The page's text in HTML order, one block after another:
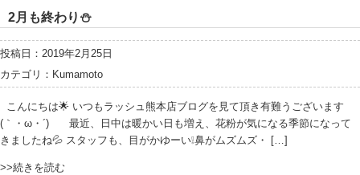
2月も終わり⛄
投稿日：2019年2月25日
カテゴリ： Kumamoto
こんにちは🌟 いつもラッシュ熊本店ブログを見て頂き有難うございます
(｀・ω・´)ゞ 最近、日中は暖かい日も増え、花粉が気になる季節になって
きましたね💦 スタッフも、目がかゆーい❕鼻がムズムズ・ […]
>>続きを読む